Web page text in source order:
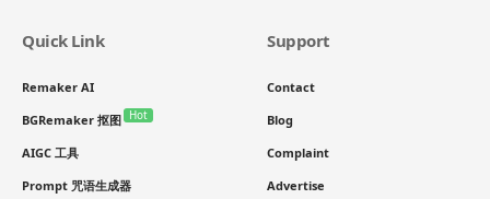
Quick Link
Remaker AI
BGRemaker 抠图 Hot
AIGC 工具
Prompt 咒语生成器
Support
Contact
Blog
Complaint
Advertise